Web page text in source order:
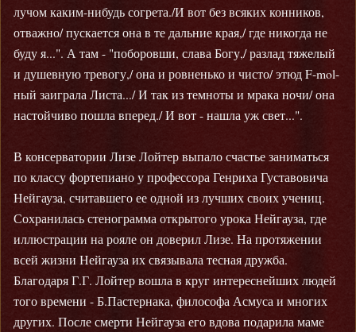
лучом каким-нибудь согрета./И вот без всяких конников,
отважно/ пускается она в те дальние края,/ где никогда не
буду я...". А там - "поборовши, слава Богу,/ разлад тяжелый
и душевную тревогу,/ она и ровненько и чисто/ этюд F-mol-
ный заиграла Листа.../ И так из темноты и мрака ночи/ она
настойчиво пошла вперед./ И вот - нашла уж свет...".
В консерватории Лизе Лойтер выпало счастье заниматься
по классу фортепиано у профессора Генриха Густавовича
Нейгауза, считавшего ее одной из лучших своих учениц.
Сохранилась стенограмма открытого урока Нейгауза, где
иллюстрации на рояле он доверил Лизе. На протяжении
всей жизни Нейгауза их связывала тесная дружба.
Благодаря Г.Г. Лойтер вошла в круг интереснейших людей
того времени - Б.Пастернака, философа Асмуса и многих
других. После смерти Нейгауза его вдова подарила маме